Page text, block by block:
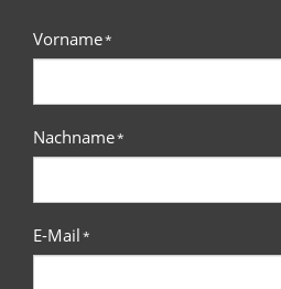
Vorname*
Nachname*
E-Mail*